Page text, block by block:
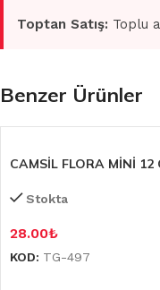
Toptan Satış: Toplu
Benzer Ürünler
CAMSİL FLORA MİNİ 12
Stokta
28.00₺
KOD: TG-497